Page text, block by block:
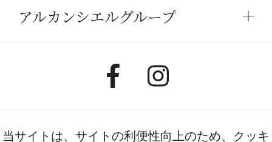
アルカンシエルグループ
当サイトは、サイトの利便性向上のため、クッキ